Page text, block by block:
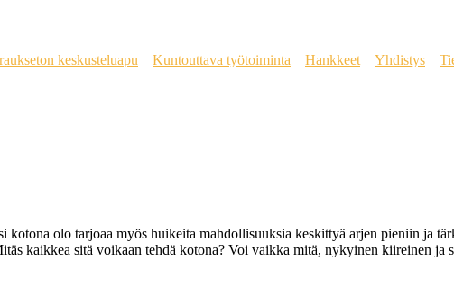
keskusteluapu Kuntouttava työtoiminta Hankkeet Yhdistys
olo tarjoaa myös huikeita mahdollisuuksia keskittyä arjen pieniin ja
kaikkea sitä voikaan tehdä kotona? Voi vaikka mitä, nykyinen kiireinen ja